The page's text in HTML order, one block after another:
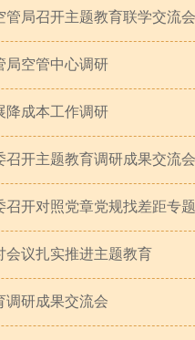
管局召开主题教育联学交流会
局空管中心调研
降成本工作调研
召开主题教育调研成果交流会
召开对照党章党规找差距专
会议扎实推进主题教育
调研成果交流会